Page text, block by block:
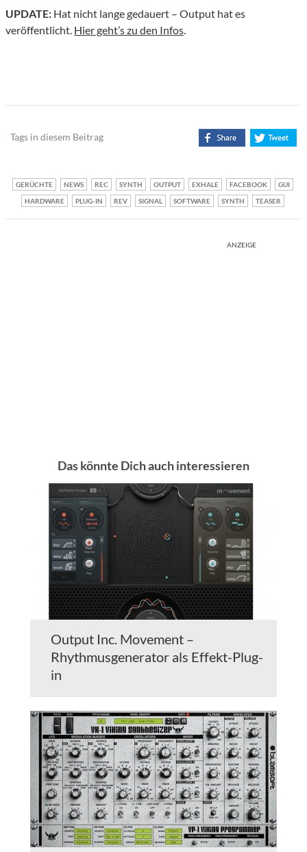
UPDATE: Hat nicht lange gedauert – Output hat es
veröffentlicht. Hier geht’s zu den Infos.
Tags in diesem Beitrag
GERÜCHTE NEWS REC SYNTH OUTPUT EXHALE FACEBOOK
GUI
HARDWARE
PLUG-IN REV SIGNAL SOFTWARE SYNTH TEASER
ANZEIGE
Das könnte Dich auch interessieren
Output Inc. Movement –
Rhythmusgenerator als Effekt-Plug-
in